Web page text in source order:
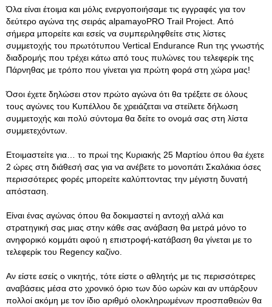
Όλα είναι έτοιμα και μόλις ενεργοποιήσαμε τις εγγραφές για τον
δεύτερο αγώνα της σειράς alpamayoPRO Trail Project. Από
σήμερα μπορείτε και εσείς να συμπεριληφθείτε στις λίστες
συμμετοχής του πρωτότυπου Vertical Endurance Run της γνωστής
διαδρομής που τρέχει κάτω από τους πυλώνες του τελεφερίκ της
Πάρνηθας με τρόπο που γίνεται για πρώτη φορά στη χώρα μας!
Όσοι έχετε δηλώσει στον πρώτο αγώνα ότι θα τρέξετε σε όλους
τους αγώνες του Κυπέλλου δε χρειάζεται να στείλετε δήλωση
συμμετοχής και πολύ σύντομα θα δείτε το ονομά σας στη λίστα
συμμετεχόντων.
Ετοιμαστείτε για… το πρωί της Κυριακής 25 Μαρτίου όπου θα έχετε
2 ώρες στη διάθεσή σας για να ανέβετε το μονοπάτι Σκαλάκια όσες
περισσότερες φορές μπορείτε καλύπτοντας την μέγιστη δυνατή
απόσταση.
Είναι ένας αγώνας όπου θα δοκιμαστεί η αντοχή αλλά και
στρατηγική σας μιας στην κάθε σας ανάβαση θα μετρά μόνο το
ανηφορικό κομμάτι αφού η επιστροφή-κατάβαση θα γίνεται με το
τελεφερίκ του Regency καζίνο.
Αν είστε εσείς ο νικητής, τότε είστε ο αθλητής με τις περισσότερες
αναβάσεις μέσα στο χρονικό όριο των δύο ωρών και αν υπάρξουν
πολλοί ακόμη με τον ίδιο αριθμό ολοκληρωμένων προσπαθειών θα